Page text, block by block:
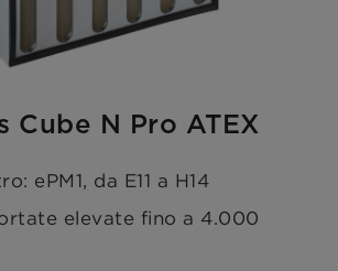
Cube N Pro ATEX
ePM1, da E11 a H14
elevate fino a 4.000